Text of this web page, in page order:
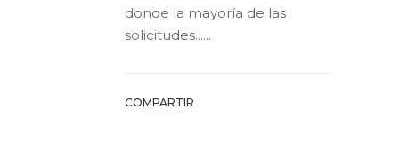
donde la mayoría de las
solicitudes......
COMPARTIR